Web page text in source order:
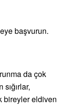
başvurun.
da çok
bireyler eldiven